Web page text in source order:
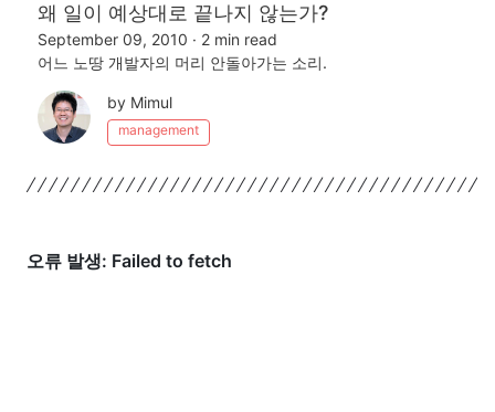
왜 일이 예상대로 끝나지 않는가?
September 09, 2010 · 2 min read
어느 노땅 개발자의 머리 안돌아가는 소리.
by Mimul
management